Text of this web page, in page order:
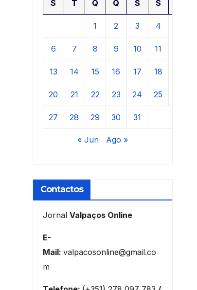
S T Q Q S S
1 2 3 4
6 7 8 9 10 11
13 14 15 16 17 18
20 21 22 23 24 25
27 28 29 30 31
« Jun Ago »
Contactos
Jornal Valpaços Online
E-
Mail: valpacosonline@gmail.co
m